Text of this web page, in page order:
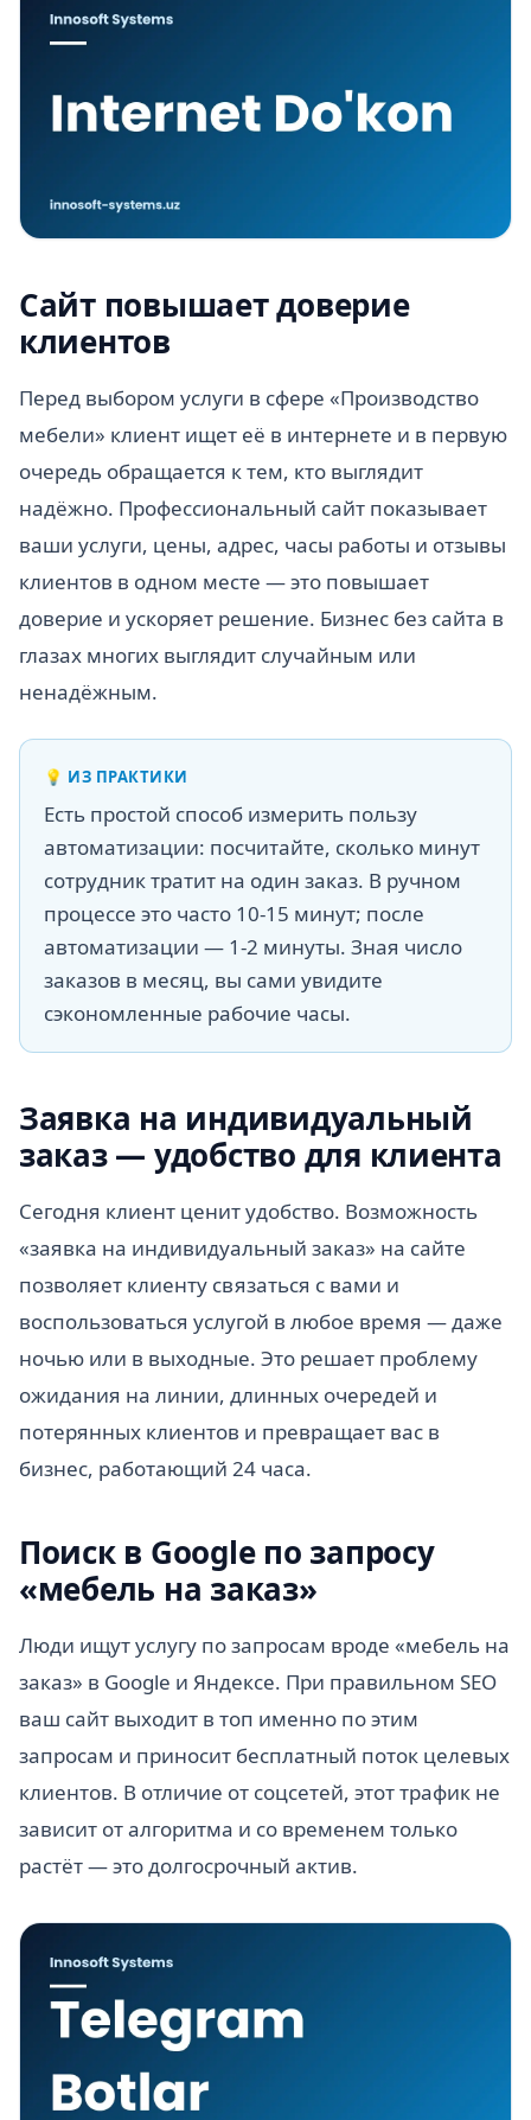
Сайт повышает доверие
клиентов
Перед выбором услуги в сфере «Производство
мебели» клиент ищет её в интернете и в первую
очередь обращается к тем, кто выглядит
надёжно. Профессиональный сайт показывает
ваши услуги, цены, адрес, часы работы и отзывы
клиентов в одном месте — это повышает
доверие и ускоряет решение. Бизнес без сайта в
глазах многих выглядит случайным или
ненадёжным.
💡 ИЗ ПРАКТИКИ
Есть простой способ измерить пользу
автоматизации: посчитайте, сколько минут
сотрудник тратит на один заказ. В ручном
процессе это часто 10-15 минут; после
автоматизации — 1-2 минуты. Зная число
заказов в месяц, вы сами увидите
сэкономленные рабочие часы.
Заявка на индивидуальный
заказ — удобство для клиента
Сегодня клиент ценит удобство. Возможность
«заявка на индивидуальный заказ» на сайте
позволяет клиенту связаться с вами и
воспользоваться услугой в любое время — даже
ночью или в выходные. Это решает проблему
ожидания на линии, длинных очередей и
потерянных клиентов и превращает вас в
бизнес, работающий 24 часа.
Поиск в Google по запросу
«мебель на заказ»
Люди ищут услугу по запросам вроде «мебель на
заказ» в Google и Яндексе. При правильном SEO
ваш сайт выходит в топ именно по этим
запросам и приносит бесплатный поток целевых
клиентов. В отличие от соцсетей, этот трафик не
зависит от алгоритма и со временем только
растёт — это долгосрочный актив.